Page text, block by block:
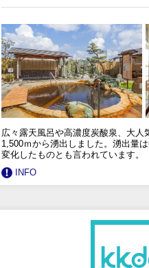
広々露天風呂や高濃度炭酸泉、大
1,500ｍから湧出しました。湧出量
変化したものとも言われています
INFO